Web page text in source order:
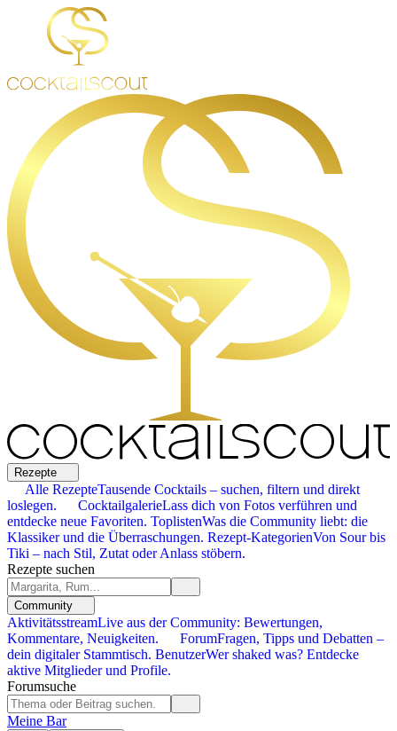
Rezepte
Alle RezepteTausende Cocktails – suchen, filtern und direkt
loslegen.
CocktailgalerieLass dich von Fotos verführen und
entdecke neue Favoriten. ToplistenWas die Community liebt: die
Klassiker und die Überraschungen. Rezept-KategorienVon Sour bis
Tiki – nach Stil, Zutat oder Anlass stöbern.
Rezepte suchen
Community
AktivitätsstreamLive aus der Community: Bewertungen,
Kommentare, Neuigkeiten.
ForumFragen, Tipps und Debatten –
dein digitaler Stammtisch. BenutzerWer shaked was? Entdecke
aktive Mitglieder und Profile.
Forumsuche
Meine Bar